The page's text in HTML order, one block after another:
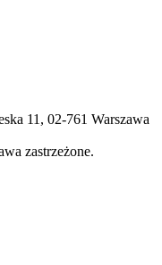
11, 02-761 Warszawa
zastrzeżone.